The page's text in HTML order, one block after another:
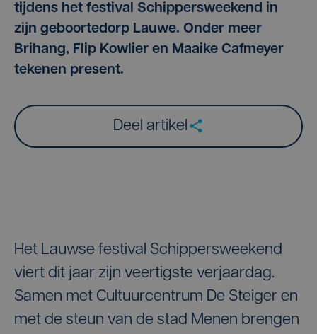
tijdens het festival Schippersweekend in
zijn geboortedorp Lauwe. Onder meer
Brihang, Flip Kowlier en Maaike Cafmeyer
tekenen present.
Deel artikel
Het Lauwse festival Schippersweekend
viert dit jaar zijn veertigste verjaardag.
Samen met Cultuurcentrum De Steiger en
met de steun van de stad Menen brengen